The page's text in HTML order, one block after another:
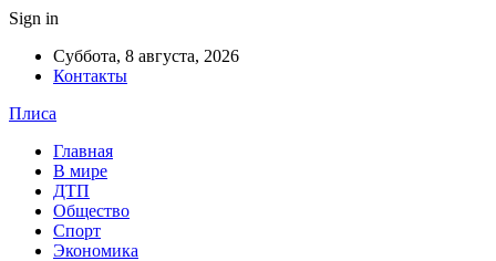
Sign in
Суббота, 8 августа, 2026
Контакты
Плиса
Главная
В мире
ДТП
Общество
Спорт
Экономика